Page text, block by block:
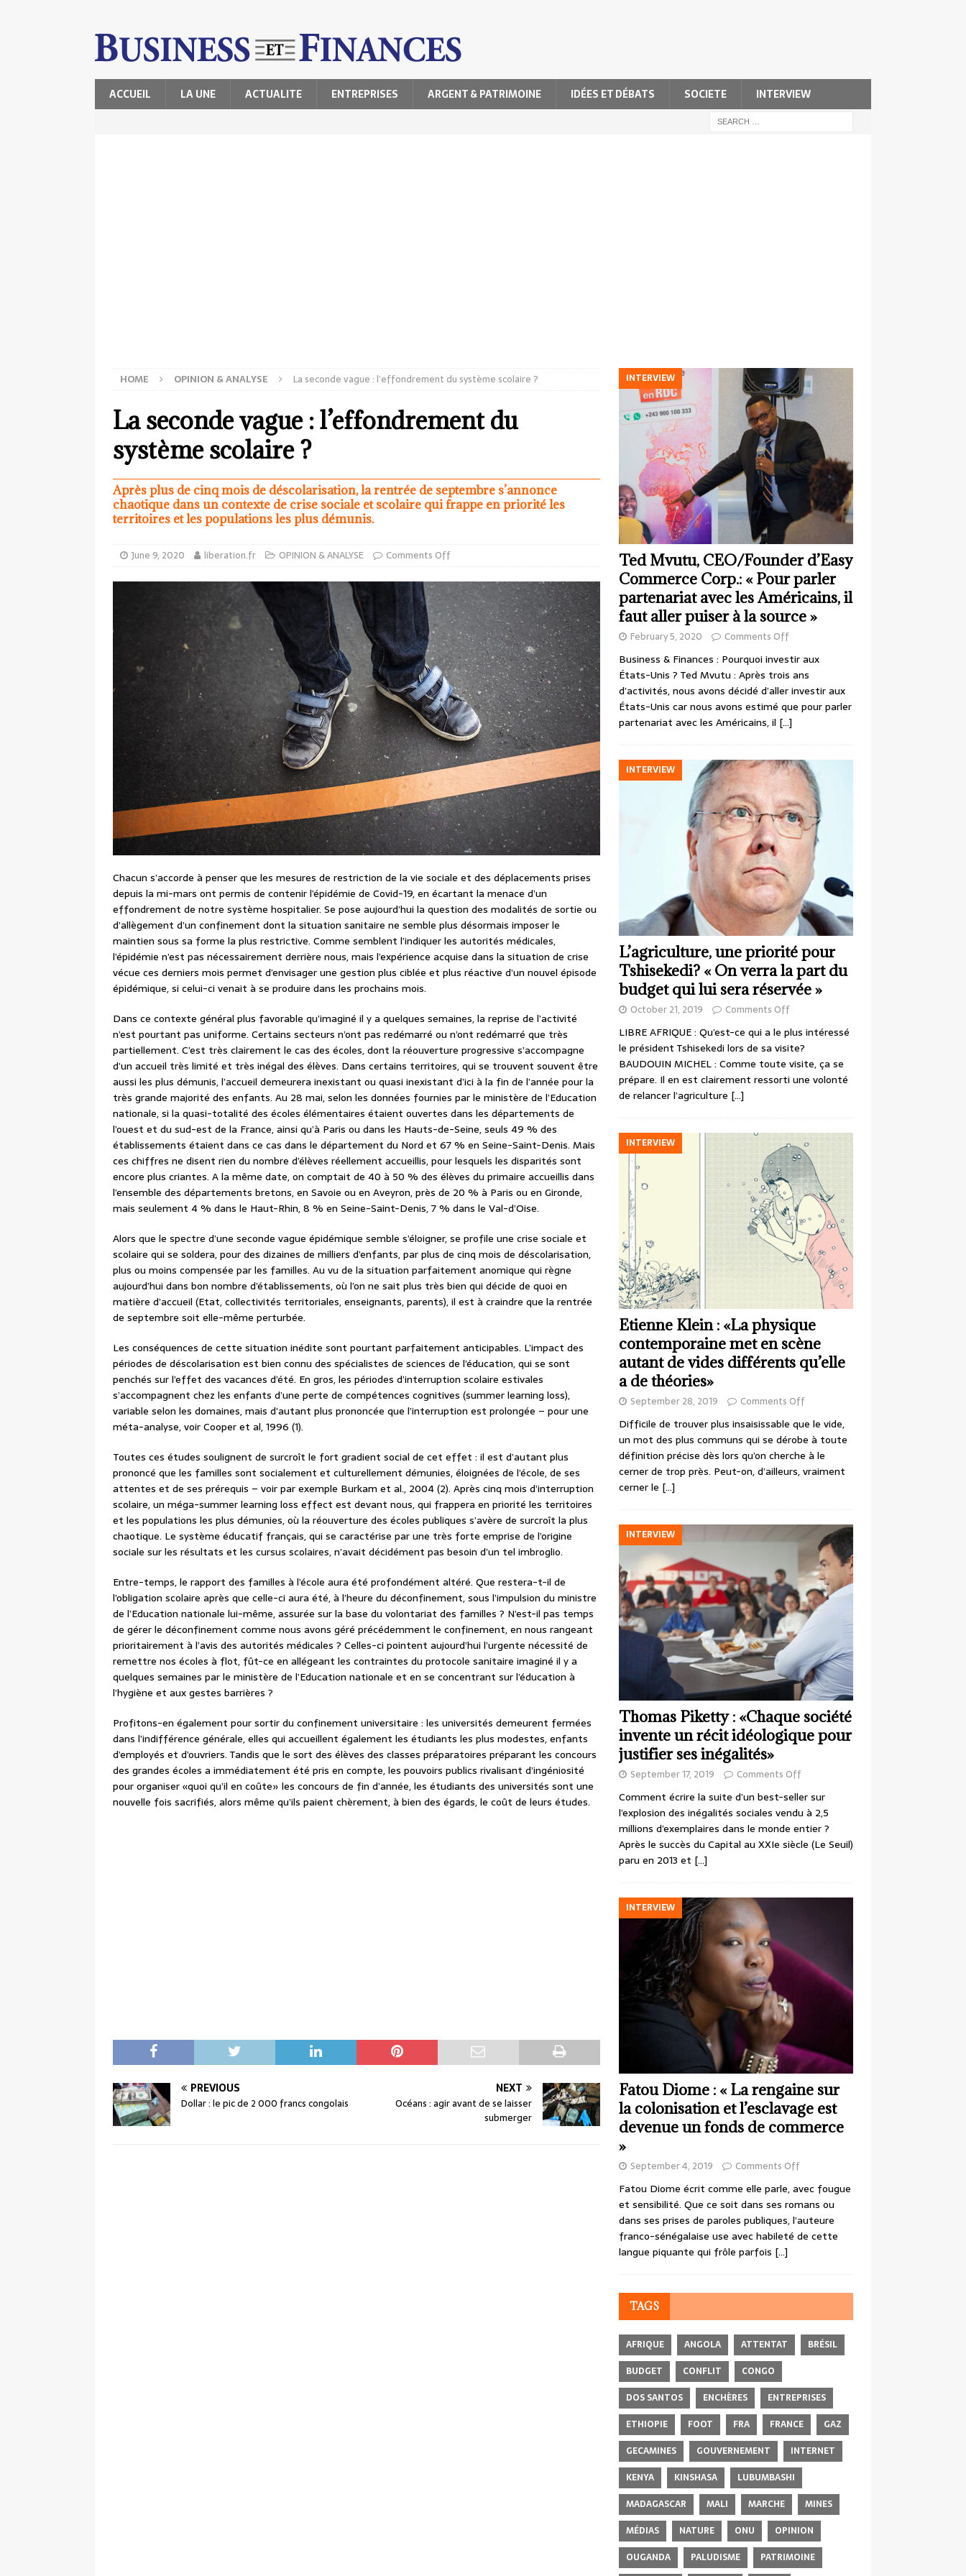
ACCUEIL LA UNE ACTUALITE ENTREPRISES ARGENT & PATRIMOINE IDÉES ET DÉBATS SOCIETE INTERVIEW
HOME OPINION & ANALYSE La seconde vague : l’effondrement du système scolaire ?
La seconde vague : l’effondrement du
système scolaire ?
Après plus de cinq mois de déscolarisation, la rentrée de septembre s’annonce
chaotique dans un contexte de crise sociale et scolaire qui frappe en priorité les
territoires et les populations les plus démunis.
June 9, 2020 liberation.fr OPINION & ANALYSE Comments Off
Chacun s’accorde à penser que les mesures de restriction de la vie sociale et des déplacements prises
depuis la mi-mars ont permis de contenir l’épidémie de Covid-19, en écartant la menace d’un
effondrement de notre système hospitalier. Se pose aujourd’hui la question des modalités de sortie ou
d’allègement d’un confinement dont la situation sanitaire ne semble plus désormais imposer le
maintien sous sa forme la plus restrictive. Comme semblent l’indiquer les autorités médicales,
l’épidémie n’est pas nécessairement derrière nous, mais l’expérience acquise dans la situation de crise
vécue ces derniers mois permet d’envisager une gestion plus ciblée et plus réactive d’un nouvel épisode
épidémique, si celui-ci venait à se produire dans les prochains mois.
Dans ce contexte général plus favorable qu’imaginé il y a quelques semaines, la reprise de l’activité
n’est pourtant pas uniforme. Certains secteurs n’ont pas redémarré ou n’ont redémarré que très
partiellement. C’est très clairement le cas des écoles, dont la réouverture progressive s’accompagne
d’un accueil très limité et très inégal des élèves. Dans certains territoires, qui se trouvent souvent être
aussi les plus démunis, l’accueil demeurera inexistant ou quasi inexistant d’ici à la fin de l’année pour la
très grande majorité des enfants. Au 28 mai, selon les données fournies par le ministère de l’Education
nationale, si la quasi-totalité des écoles élémentaires étaient ouvertes dans les départements de
l’ouest et du sud-est de la France, ainsi qu’à Paris ou dans les Hauts-de-Seine, seuls 49 % des
établissements étaient dans ce cas dans le département du Nord et 67 % en Seine-Saint-Denis. Mais
ces chiffres ne disent rien du nombre d’élèves réellement accueillis, pour lesquels les disparités sont
encore plus criantes. A la même date, on comptait de 40 à 50 % des élèves du primaire accueillis dans
l’ensemble des départements bretons, en Savoie ou en Aveyron, près de 20 % à Paris ou en Gironde,
mais seulement 4 % dans le Haut-Rhin, 8 % en Seine-Saint-Denis, 7 % dans le Val-d’Oise.
Alors que le spectre d’une seconde vague épidémique semble s’éloigner, se profile une crise sociale et
scolaire qui se soldera, pour des dizaines de milliers d’enfants, par plus de cinq mois de déscolarisation,
plus ou moins compensée par les familles. Au vu de la situation parfaitement anomique qui règne
aujourd’hui dans bon nombre d’établissements, où l’on ne sait plus très bien qui décide de quoi en
matière d’accueil (Etat, collectivités territoriales, enseignants, parents), il est à craindre que la rentrée
de septembre soit elle-même perturbée.
Les conséquences de cette situation inédite sont pourtant parfaitement anticipables. L’impact des
périodes de déscolarisation est bien connu des spécialistes de sciences de l’éducation, qui se sont
penchés sur l’effet des vacances d’été. En gros, les périodes d’interruption scolaire estivales
s’accompagnent chez les enfants d’une perte de compétences cognitives (summer learning loss),
variable selon les domaines, mais d’autant plus prononcée que l’interruption est prolongée – pour une
méta-analyse, voir Cooper et al, 1996 (1).
Toutes ces études soulignent de surcroît le fort gradient social de cet effet : il est d’autant plus
prononcé que les familles sont socialement et culturellement démunies, éloignées de l’école, de ses
attentes et de ses prérequis – voir par exemple Burkam et al., 2004 (2). Après cinq mois d’interruption
scolaire, un méga-summer learning loss effect est devant nous, qui frappera en priorité les territoires
et les populations les plus démunies, où la réouverture des écoles publiques s’avère de surcroît la plus
chaotique. Le système éducatif français, qui se caractérise par une très forte emprise de l’origine
sociale sur les résultats et les cursus scolaires, n’avait décidément pas besoin d’un tel imbroglio.
Entre-temps, le rapport des familles à l’école aura été profondément altéré. Que restera-t-il de
l’obligation scolaire après que celle-ci aura été, à l’heure du déconfinement, sous l’impulsion du ministre
de l’Education nationale lui-même, assurée sur la base du volontariat des familles ? N’est-il pas temps
de gérer le déconfinement comme nous avons géré précédemment le confinement, en nous rangeant
prioritairement à l’avis des autorités médicales ? Celles-ci pointent aujourd’hui l’urgente nécessité de
remettre nos écoles à flot, fût-ce en allégeant les contraintes du protocole sanitaire imaginé il y a
quelques semaines par le ministère de l’Education nationale et en se concentrant sur l’éducation à
l’hygiène et aux gestes barrières ?
Profitons-en également pour sortir du confinement universitaire : les universités demeurent fermées
dans l’indifférence générale, elles qui accueillent également les étudiants les plus modestes, enfants
d’employés et d’ouvriers. Tandis que le sort des élèves des classes préparatoires préparant les concours
des grandes écoles a immédiatement été pris en compte, les pouvoirs publics rivalisant d’ingéniosité
pour organiser «quoi qu’il en coûte» les concours de fin d’année, les étudiants des universités sont une
nouvelle fois sacrifiés, alors même qu’ils paient chèrement, à bien des égards, le coût de leurs études.
PREVIOUS
Dollar : le pic de 2 000 francs congolais
NEXT
Océans : agir avant de se laisser
submerger
INTERVIEW
Ted Mvutu, CEO/Founder d’Easy
Commerce Corp.: « Pour parler
partenariat avec les Américains, il
faut aller puiser à la source »
February 5, 2020 Comments Off
Business & Finances : Pourquoi investir aux
États-Unis ? Ted Mvutu : Après trois ans
d’activités, nous avons décidé d’aller investir aux
États-Unis car nous avons estimé que pour parler
partenariat avec les Américains, il […]
INTERVIEW
L’agriculture, une priorité pour
Tshisekedi? « On verra la part du
budget qui lui sera réservée »
October 21, 2019 Comments Off
LIBRE AFRIQUE : Qu’est-ce qui a le plus intéressé
le président Tshisekedi lors de sa visite?
BAUDOUIN MICHEL : Comme toute visite, ça se
prépare. Il en est clairement ressorti une volonté
de relancer l’agriculture […]
INTERVIEW
Etienne Klein : «La physique
contemporaine met en scène
autant de vides différents qu’elle
a de théories»
September 28, 2019 Comments Off
Difficile de trouver plus insaisissable que le vide,
un mot des plus communs qui se dérobe à toute
définition précise dès lors qu’on cherche à le
cerner de trop près. Peut-on, d’ailleurs, vraiment
cerner le […]
INTERVIEW
Thomas Piketty : «Chaque société
invente un récit idéologique pour
justifier ses inégalités»
September 17, 2019 Comments Off
Comment écrire la suite d’un best-seller sur
l’explosion des inégalités sociales vendu à 2,5
millions d’exemplaires dans le monde entier ?
Après le succès du Capital au XXIe siècle (Le Seuil)
paru en 2013 et […]
INTERVIEW
Fatou Diome : « La rengaine sur
la colonisation et l’esclavage est
devenue un fonds de commerce
»
September 4, 2019 Comments Off
Fatou Diome écrit comme elle parle, avec fougue
et sensibilité. Que ce soit dans ses romans ou
dans ses prises de paroles publiques, l’auteure
franco-sénégalaise use avec habileté de cette
langue piquante qui frôle parfois […]
TAGS
AFRIQUE ANGOLA ATTENTAT
BRÉSIL
BUDGET
CONFLIT
CONGO
DOS SANTOS
ENCHÈRES
ENTREPRISES
ETHIOPIE
FOOT FRA FRANCE
GAZ
GECAMINES
GOUVERNEMENT
INTERNET
KENYA
KINSHASA
LUBUMBASHI
MADAGASCAR
MALI MARCHE
MINES
MÉDIAS
NATURE ONU
OPINION
OUGANDA
PALUDISME PATRIMOINE